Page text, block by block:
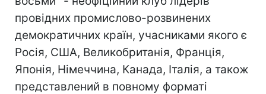
провідних промислово-розвинених
демократичних країн, учасниками якого є
Росія, США, Великобританія, Франція,
Японія, Німеччина, Канада, Італія, а також
представлений в повному форматі